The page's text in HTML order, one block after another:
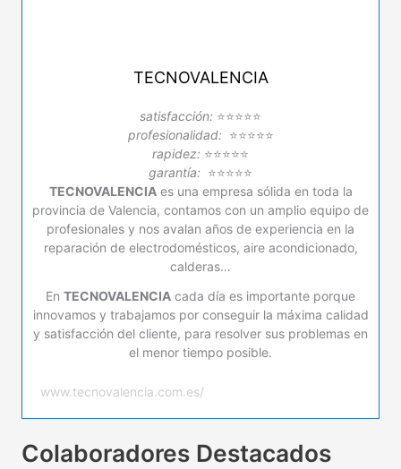
TECNOVALENCIA
satisfacción: ⭐⭐⭐⭐⭐
profesionalidad: ⭐⭐⭐⭐⭐
rapidez: ⭐⭐⭐⭐⭐
garantía: ⭐⭐⭐⭐⭐
TECNOVALENCIAes una empresa sólida en toda la
provincia de Valencia, contamos con un amplio equipo de
profesionales y nos avalan años de experiencia en la
reparación de electrodomésticos, aire acondicionado,
calderas…
En TECNOVALENCIA cada día es importante porque
innovamos y trabajamos por conseguir la máxima calidad
y satisfacción del cliente, para resolver sus problemas en
el menor tiempo posible.
www.tecnovalencia.com.es/
Colaboradores Destacados